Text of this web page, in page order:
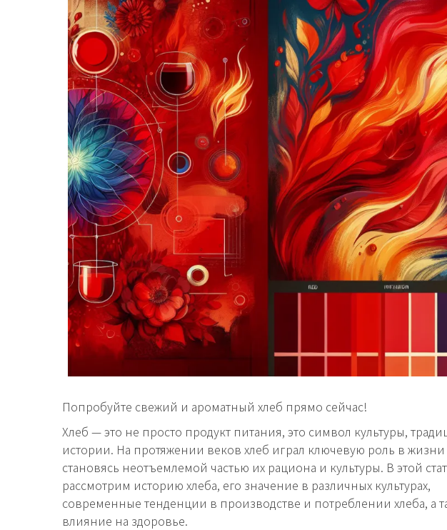
Попробуйте свежий и ароматный хлеб прямо сейчас!
Хлеб — это не просто продукт питания, это символ культуры,
истории. На протяжении веков хлеб играл ключевую роль в
становясь неотъемлемой частью их рациона и культуры. В этой
рассмотрим историю хлеба, его значение в различных культурах,
современные тенденции в производстве и потреблении хлеба, а
влияние на здоровье.